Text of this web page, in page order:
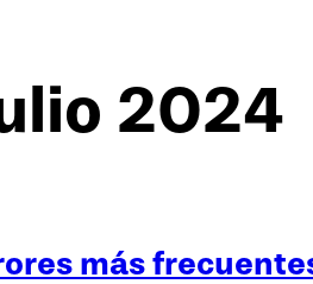
2024
más